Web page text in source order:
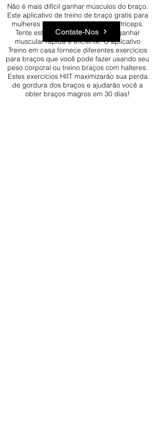
Não é mais difícil ganhar músculos do braço.
Este aplicativo de treino de braço gratis para
mulheres tem treino para bíceps e tríceps.
Tente estes exercícios para uma ganhar
muscular rápida e eficiente. O aplicativo
Treino em casa fornece diferentes exercícios
para braços que você pode fazer usando seu
peso corporal ou treino braços com halteres.
Estes exercícios HIIT maximizarão sua perda
de gordura dos braços e ajudarão você a
obter braços magros em 30 dias!
Contate-Nos